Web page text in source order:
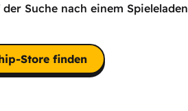
Suche nach einem
Store finden